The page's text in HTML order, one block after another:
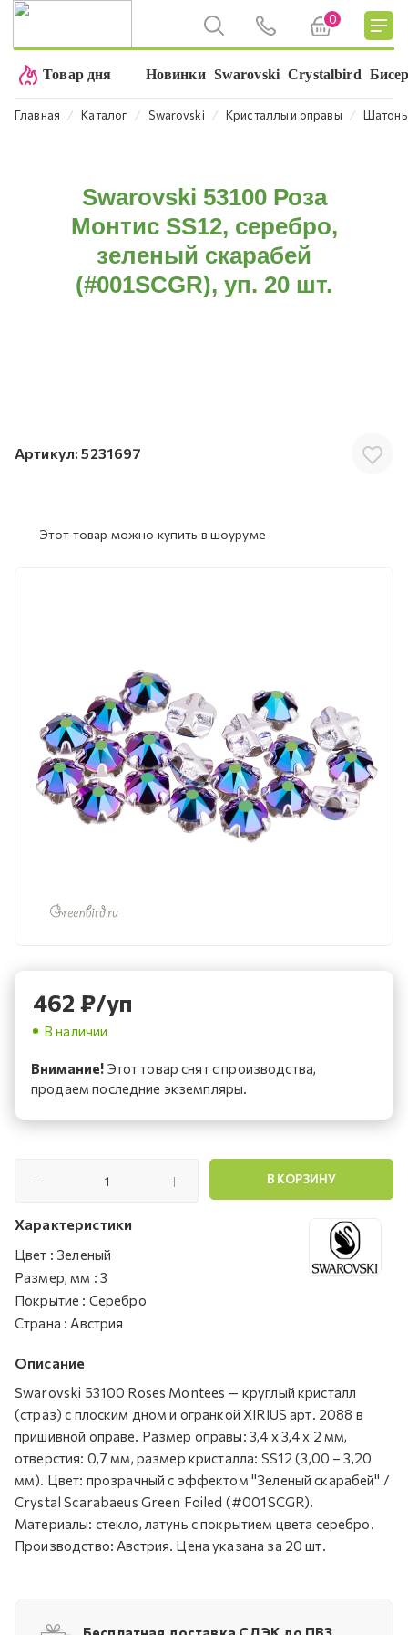
0
Товар дня Новинки Swarovski Crystalbird
Главная ⁄ Каталог ⁄ Swarovski ⁄ Кристаллы и оправы ⁄
Swarovski 53100 Роза
Монтис SS12, серебро,
зеленый скарабей
(#001SCGR), уп. 20 шт.
Артикул: 5231697
Этот товар можно купить в шоуруме
462 ₽/уп
В наличии
Внимание! Этот товар снят с производства,
продаем последние экземпляры.
В КОРЗИНУ
Характеристики
Цвет : Зеленый
Размер, мм : 3
Покрытие : Серебро
Страна : Австрия
Описание
Swarovski 53100 Roses Montees — круглый кристалл
(страз) с плоским дном и огранкой XIRIUS арт. 2088 в
пришивной оправе. Размер оправы: 3,4 х 3,4 х 2 мм,
отверстия: 0,7 мм, размер кристалла: SS12 (3,00 – 3,20
мм). Цвет: прозрачный с эффектом "Зеленый скарабей" /
Crystal Scarabaeus Green Foiled (#001SCGR).
Материалы: стекло, латунь с покрытием цвета серебро.
Производство: Австрия. Цена указана за 20 шт.